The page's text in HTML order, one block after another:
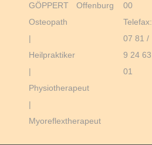
GÖPPERT
Osteopath
|
Heilpraktiker
|
Physiotherapeut
|
Myoreflextherapeut
Offenburg
00
Telefax:
07 81 /
9 24 63
01